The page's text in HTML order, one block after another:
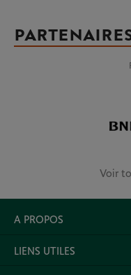
Voir
A PROPOS
LIENS UTILES